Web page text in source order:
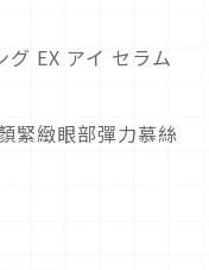
EX アイ セラム
緊緻眼部彈力慕絲